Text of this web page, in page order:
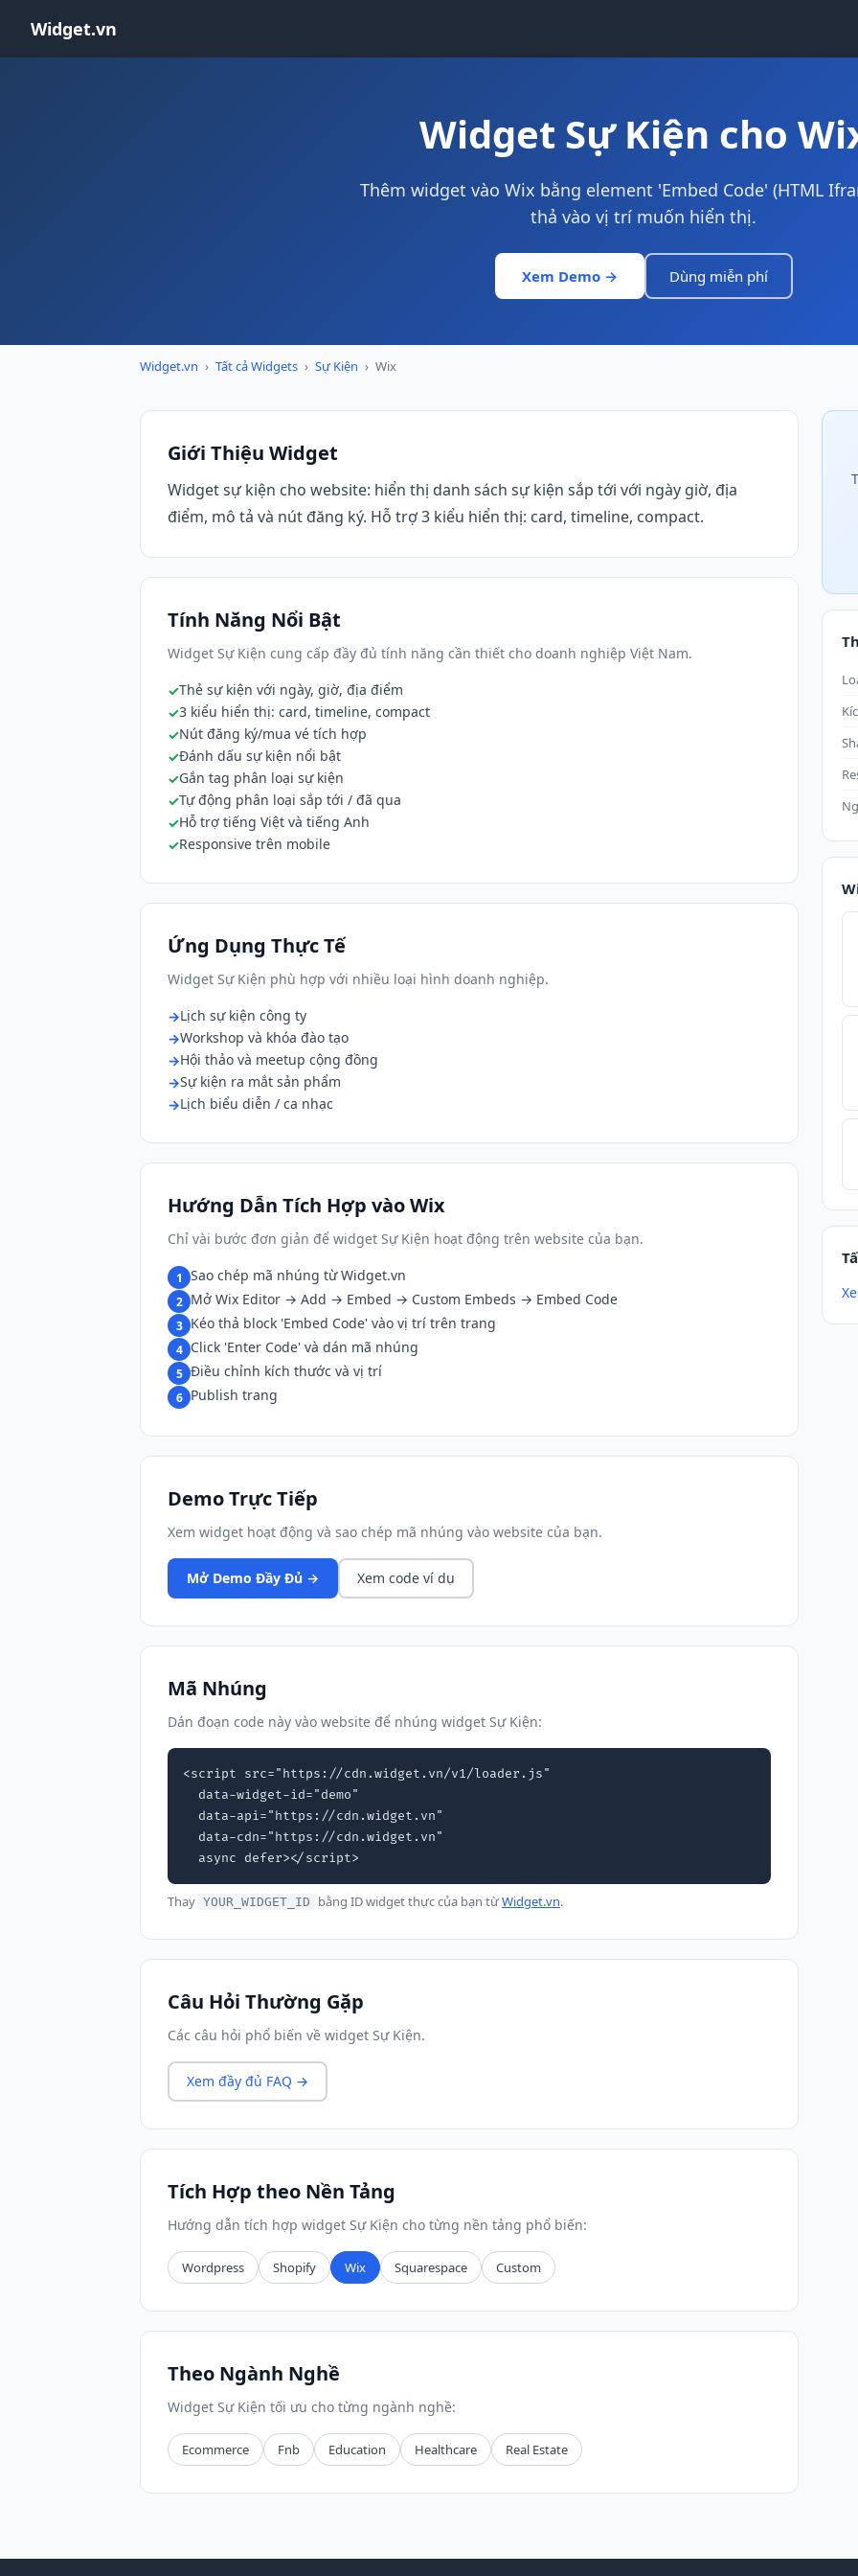
Widget.vn
Widget Sự Kiện cho
Thêm widget vào Wix bằng element 'Embed Code' (HTML
thả vào vị trí muốn hiển thị.
Xem Demo → Dùng miễn phí
Widget.vn › Tất cả Widgets › Sự Kiện › Wix
Giới Thiệu Widget
Widget sự kiện cho website: hiển thị danh sách sự kiện sắp tới với ngày giờ, địa
điểm, mô tả và nút đăng ký. Hỗ trợ 3 kiểu hiển thị: card, timeline, compact.
Tính Năng Nổi Bật
Widget Sự Kiện cung cấp đầy đủ tính năng cần thiết cho doanh nghiệp Việt Nam.
Thẻ sự kiện với ngày, giờ, địa điểm
3 kiểu hiển thị: card, timeline, compact
Nút đăng ký/mua vé tích hợp
Đánh dấu sự kiện nổi bật
Gắn tag phân loại sự kiện
Tự động phân loại sắp tới / đã qua
Hỗ trợ tiếng Việt và tiếng Anh
Responsive trên mobile
Ứng Dụng Thực Tế
Widget Sự Kiện phù hợp với nhiều loại hình doanh nghiệp.
Lịch sự kiện công ty
Workshop và khóa đào tạo
Hội thảo và meetup cộng đồng
Sự kiện ra mắt sản phẩm
Lịch biểu diễn / ca nhạc
Hướng Dẫn Tích Hợp vào Wix
Chỉ vài bước đơn giản để widget Sự Kiện hoạt động trên website của bạn.
1 Sao chép mã nhúng từ Widget.vn
2 Mở Wix Editor → Add → Embed → Custom Embeds → Embed Code
3 Kéo thả block 'Embed Code' vào vị trí trên trang
4 Click 'Enter Code' và dán mã nhúng
5 Điều chỉnh kích thước và vị trí
6 Publish trang
Demo Trực Tiếp
Xem widget hoạt động và sao chép mã nhúng vào website của bạn.
Mở Demo Đầy Đủ → Xem code ví dụ
Mã Nhúng
Dán đoạn code này vào website để nhúng widget Sự Kiện:
<script src="https://cdn.widget.vn/v1/loader.js"
  async defer></script>
Thay YOUR_WIDGET_ID bằng ID widget thực của bạn từWidget.vn.
Câu Hỏi Thường Gặp
Các câu hỏi phổ biến về widget Sự Kiện.
Xem đầy đủ FAQ →
Tích Hợp theo Nền Tảng
Hướng dẫn tích hợp widget Sự Kiện cho từng nền tảng phổ biến:
Wordpress Shopify Wix Squarespace Custom
Theo Ngành Nghề
Widget Sự Kiện tối ưu cho từng ngành nghề:
Ecommerce Fnb Education Healthcare Real Estate